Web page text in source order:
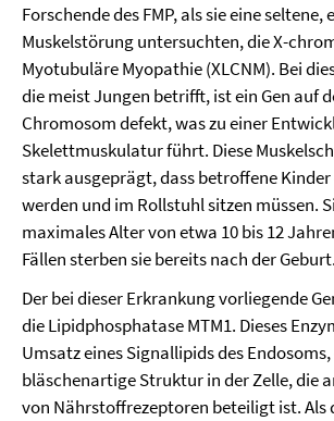
Forschende des FMP, als sie eine
Muskelstörung untersuchten, die X-
Myotubuläre Myopathie (XLCNM). Bei
die meist Jungen betrifft, ist ein Gen auf
Chromosom defekt, was zu einer
Skelettmuskulatur führt. Diese
stark ausgeprägt, dass betroffene
werden und im Rollstuhl sitzen müssen.
maximales Alter von etwa 10 bis 12
Fällen sterben sie bereits nach der Geburt.
Der bei dieser Erkrankung vorliegende
die Lipidphosphatase MTM1. Dieses
Umsatz eines Signallipids des
bläschenartige Struktur in der Zelle, die
von Nährstoffrezeptoren beteiligt ist. Als